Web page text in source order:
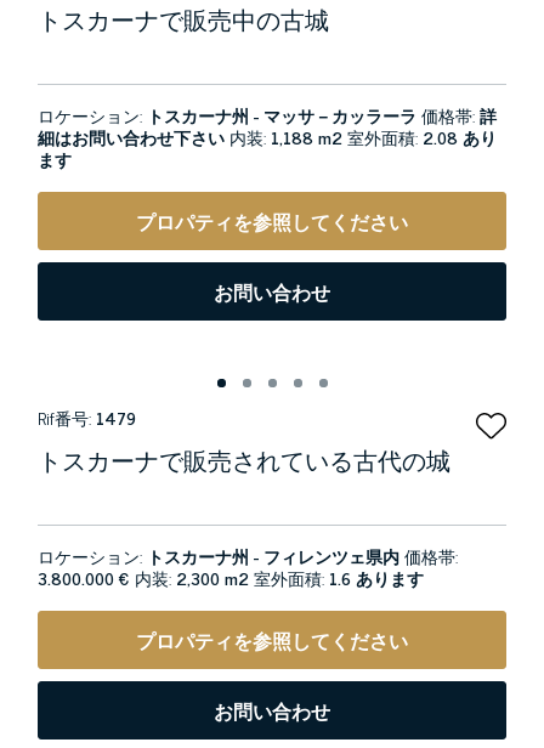
トスカーナで販売中の古城
ロケーション: トスカーナ州 - マッサ－カッラーラ 価格帯:詳
細はお問い合わせ下さい 内装: 1,188 m2室外面積: 2.08 あり
ます
プロパティを参照してください
お問い合わせ
Rif番号: 1479
トスカーナで販売されている古代の城
ロケーション: トスカーナ州 - フィレンツェ県内価格帯:
3.800.000 € 内装: 2,300 m2室外面積: 1.6 あります
プロパティを参照してください
お問い合わせ